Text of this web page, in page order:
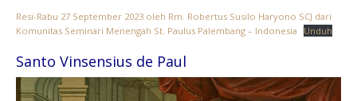
Resi-Rabu 27 September 2023 oleh Rm. Robertus Susilo Haryono SCJ dari
Komunitas Seminari Menengah St. Paulus Palembang – Indonesia
Unduh
Santo Vinsensius de Paul